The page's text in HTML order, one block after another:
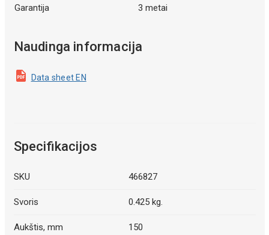
Garantija
3 metai
Naudinga informacija
Data sheet EN
Specifikacijos
SKU 466827
Svoris 0.425 kg.
Aukštis, mm 150